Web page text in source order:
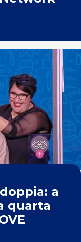
a
quarta